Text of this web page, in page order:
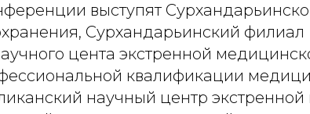
выступят
Сурхандарьинский филиал
цента экстренной
квалификации
научный центр